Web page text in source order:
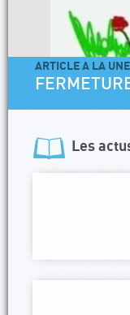
ARTICLE A LA UNE
Les